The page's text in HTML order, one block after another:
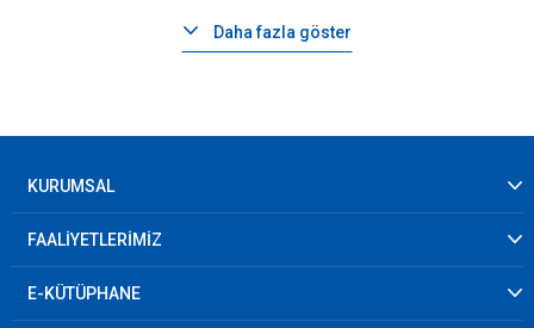
Daha fazla göster
KURUMSAL
FAALİYETLERİMİZ
E-KÜTÜPHANE